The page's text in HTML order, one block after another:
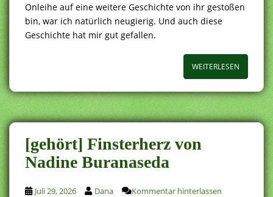
Onleihe auf eine weitere Geschichte von ihr gestoßen
bin, war ich natürlich neugierig. Und auch diese
Geschichte hat mir gut gefallen.
WEITERLESEN
[gehört] Finsterherz von
Nadine Buranaseda
Juli 29, 2026 Dana Kommentar hinterlassen